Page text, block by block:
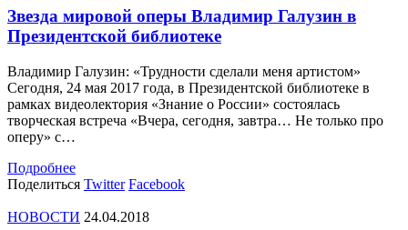
Звезда мировой оперы Владимир Галузин в
Президентской библиотеке
Владимир Галузин: «Трудности сделали меня артистом»
Сегодня, 24 мая 2017 года, в Президентской библиотеке в
рамках видеолектория «Знание о России» состоялась
творческая встреча «Вчера, сегодня, завтра… Не только про
оперу» с…
Подробнее
Поделиться Twitter Facebook
НОВОСТИ 24.04.2018